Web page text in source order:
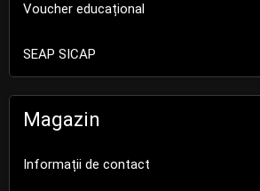
Voucher educațional
SEAP SICAP
Magazin
Informații de contact